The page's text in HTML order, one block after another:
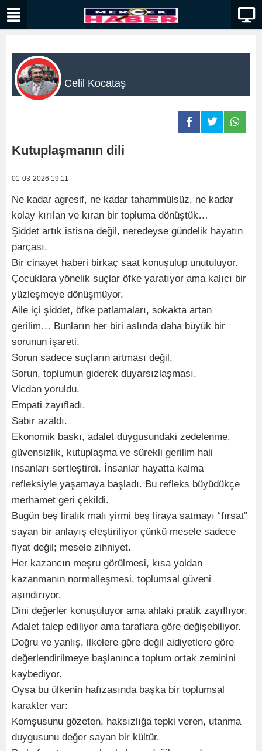
Celil Kocataş
Kutuplaşmanın dili
01-03-2026 19:11
Ne kadar agresif, ne kadar tahammülsüz, ne kadar
kolay kırılan ve kıran bir topluma dönüştük…
Şiddet artık istisna değil, neredeyse gündelik hayatın
parçası.
Bir cinayet haberi birkaç saat konuşulup unutuluyor.
Çocuklara yönelik suçlar öfke yaratıyor ama kalıcı bir
yüzleşmeye dönüşmüyor.
Aile içi şiddet, öfke patlamaları, sokakta artan
gerilim… Bunların her biri aslında daha büyük bir
sorunun işareti.
Sorun sadece suçların artması değil.
Sorun, toplumun giderek duyarsızlaşması.
Vicdan yoruldu.
Empati zayıfladı.
Sabır azaldı.
Ekonomik baskı, adalet duygusundaki zedelenme,
güvensizlik, kutuplaşma ve sürekli gerilim hali
insanları sertleştirdi. İnsanlar hayatta kalma
refleksiyle yaşamaya başladı. Bu refleks büyüdükçe
merhamet geri çekildi.
Bugün beş liralık malı yirmi beş liraya satmayı “fırsat”
sayan bir anlayış eleştiriliyor çünkü mesele sadece
fiyat değil; mesele zihniyet.
Her kazancın meşru görülmesi, kısa yoldan
kazanmanın normalleşmesi, toplumsal güveni
aşındırıyor.
Dini değerler konuşuluyor ama ahlaki pratik zayıflıyor.
Adalet talep ediliyor ama taraflara göre değişebiliyor.
Doğru ve yanlış, ilkelere göre değil aidiyetlere göre
değerlendirilmeye başlanınca toplum ortak zeminini
kaybediyor.
Oysa bu ülkenin hafızasında başka bir toplumsal
karakter var:
Komşusunu gözeten, haksızlığa tepki veren, utanma
duygusunu değer sayan bir kültür.